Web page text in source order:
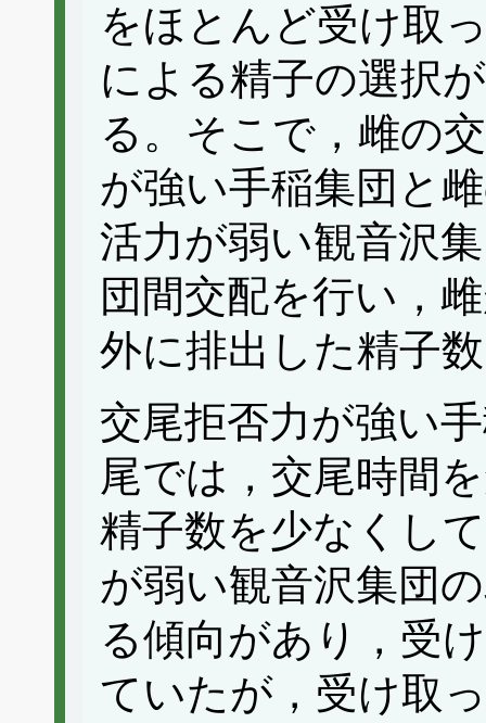
をほとんど受け取
による精子の選択
る。そこで，雌の
が強い手稲集団と
活力が弱い観音沢
団間交配を行い，
外に排出した精子
交尾拒否力が強い
尾では，交尾時間
精子数を少なくし
が弱い観音沢集団
る傾向があり，受
ていたが，受け取